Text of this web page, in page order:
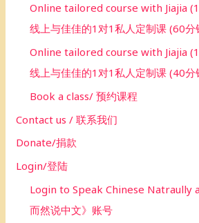
Online tailored course with Jiajia
线上与佳佳的1对1私人定制课 (60分
Online tailored course with Jiajia
线上与佳佳的1对1私人定制课 (40分
Book a class/ 预约课程
Contact us / 联系我们
Donate/捐款
Login/登陆
Login to Speak Chinese Natraully
而然说中文》账号